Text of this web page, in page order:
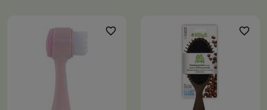
gładką i pięknie nawilżoną
favorite_border favorite_border